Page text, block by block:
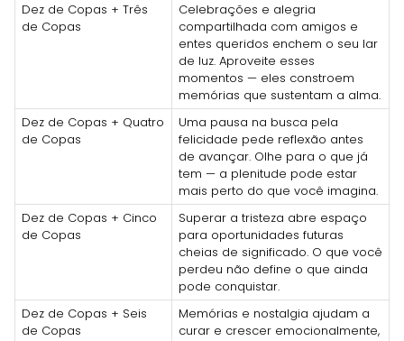
Dez de Copas + Três
de Copas
Celebrações e alegria
compartilhada com amigos e
entes queridos enchem o seu lar
de luz. Aproveite esses
momentos — eles constroem
memórias que sustentam a alma.
Dez de Copas + Quatro
de Copas
Uma pausa na busca pela
felicidade pede reflexão antes
de avançar. Olhe para o que já
tem — a plenitude pode estar
mais perto do que você imagina.
Dez de Copas + Cinco
de Copas
Superar a tristeza abre espaço
para oportunidades futuras
cheias de significado. O que você
perdeu não define o que ainda
pode conquistar.
Dez de Copas + Seis
de Copas
Memórias e nostalgia ajudam a
curar e crescer emocionalmente,